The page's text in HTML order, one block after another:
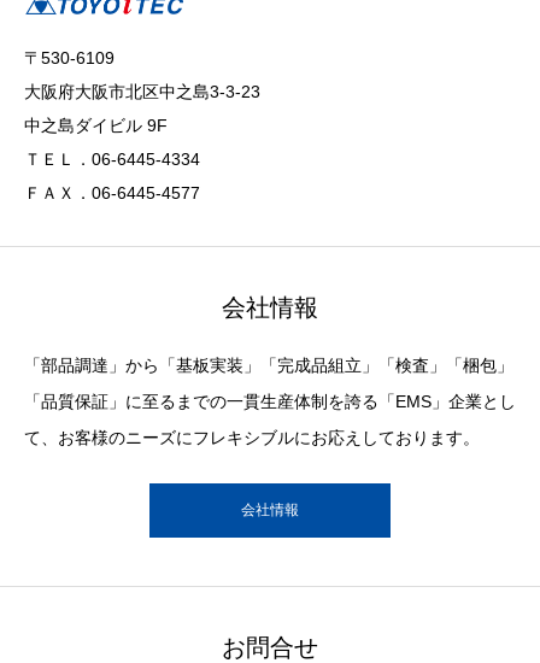
〒530-6109
大阪府大阪市北区中之島3-3-23
中之島ダイビル 9F
ＴＥＬ．06-6445-4334
ＦＡＸ．06-6445-4577
会社情報
「部品調達」から「基板実装」「完成品組立」「検査」「梱包」
「品質保証」に至るまでの一貫生産体制を誇る「EMS」企業とし
て、お客様のニーズにフレキシブルにお応えしております。
会社情報
お問合せ